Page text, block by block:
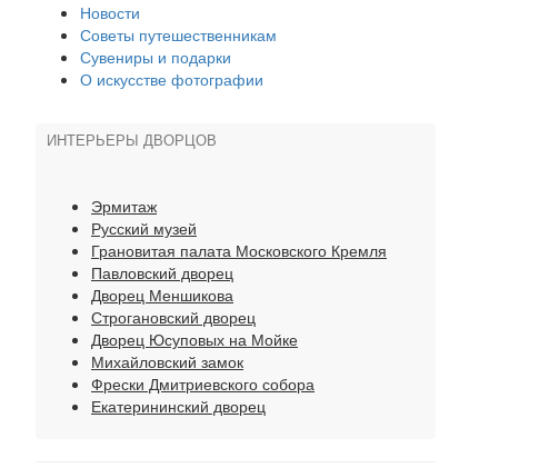
Новости
Советы путешественникам
Сувениры и подарки
О искусстве фотографии
ИНТЕРЬЕРЫ ДВОРЦОВ
Эрмитаж
Русский музей
Грановитая палата Московского Кремля
Павловский дворец
Дворец Меншикова
Строгановский дворец
Дворец Юсуповых на Мойке
Михайловский замок
Фрески Дмитриевского собора
Екатерининский дворец